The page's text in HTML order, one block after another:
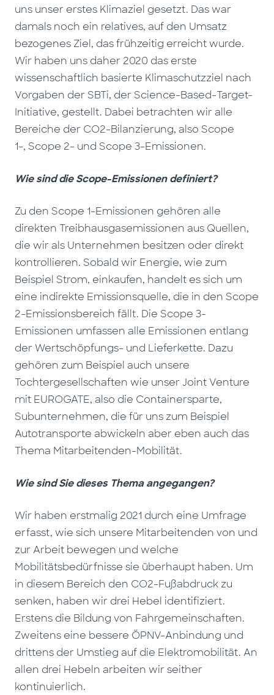
uns unser erstes Klimaziel gesetzt. Das war
damals noch ein relatives, auf den Umsatz
bezogenes Ziel, das frühzeitig erreicht wurde.
Wir haben uns daher 2020 das erste
wissenschaftlich basierte Klimaschutzziel nach
Vorgaben der SBTi, der Science-Based-Target-
Initiative, gestellt. Dabei betrachten wir alle
Bereiche der CO2-Bilanzierung, also Scope
1-, Scope 2- und Scope 3-Emissionen.
Wie sind die Scope-Emissionen definiert?
Zu den Scope 1-Emissionen gehören alle
direkten Treibhausgasemissionen aus Quellen,
die wir als Unternehmen besitzen oder direkt
kontrollieren. Sobald wir Energie, wie zum
Beispiel Strom, einkaufen, handelt es sich um
eine indirekte Emissionsquelle, die in den Scope
2-Emissionsbereich fällt. Die Scope 3-
Emissionen umfassen alle Emissionen entlang
der Wertschöpfungs- und Lieferkette. Dazu
gehören zum Beispiel auch unsere
Tochtergesellschaften wie unser Joint Venture
mit EUROGATE, also die Containersparte,
Subunternehmen, die für uns zum Beispiel
Autotransporte abwickeln aber eben auch das
Thema Mitarbeitenden-Mobilität.
Wie sind Sie dieses Thema angegangen?
Wir haben erstmalig 2021 durch eine Umfrage
erfasst, wie sich unsere Mitarbeitenden von und
zur Arbeit bewegen und welche
Mobilitätsbedürfnisse sie überhaupt haben. Um
in diesem Bereich den CO2-Fußabdruck zu
senken, haben wir drei Hebel identifiziert.
Erstens die Bildung von Fahrgemeinschaften.
Zweitens eine bessere ÖPNV-Anbindung und
drittens der Umstieg auf die Elektromobilität. An
allen drei Hebeln arbeiten wir seither
kontinuierlich.